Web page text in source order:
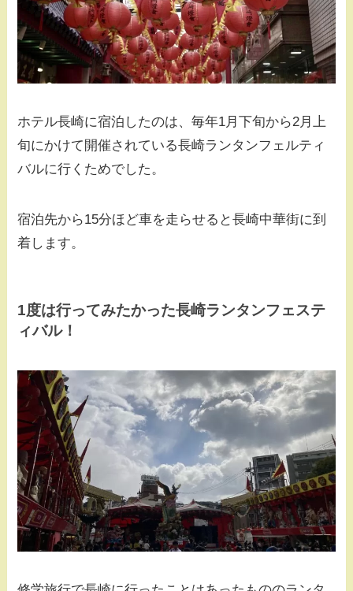
ホテル長崎に宿泊したのは、毎年1月下旬から2月上
旬にかけて開催されている長崎ランタンフェルティ
バルに行くためでした。
宿泊先から15分ほど車を走らせると長崎中華街に到
着します。
1度は行ってみたかった長崎ランタンフェステ
ィバル！